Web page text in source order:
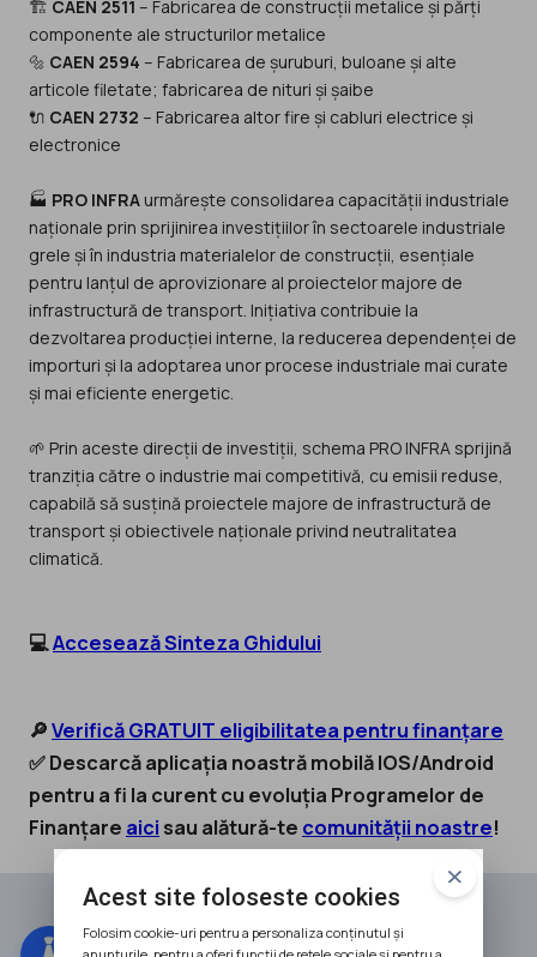
🏗️ CAEN 2511 – Fabricarea de construcții metalice și părți
componente ale structurilor metalice
🔩 CAEN 2594 – Fabricarea de șuruburi, buloane și alte
articole filetate; fabricarea de nituri și șaibe
🔌 CAEN 2732 – Fabricarea altor fire și cabluri electrice și
electronice
🏭 PRO INFRA urmărește consolidarea capacității industriale
naționale prin sprijinirea investițiilor în sectoarele industriale
grele și în industria materialelor de construcții, esențiale
pentru lanțul de aprovizionare al proiectelor majore de
infrastructură de transport. Inițiativa contribuie la
dezvoltarea producției interne, la reducerea dependenței de
importuri și la adoptarea unor procese industriale mai curate
și mai eficiente energetic.
🌱 Prin aceste direcții de investiții, schema PRO INFRA sprijină
tranziția către o industrie mai competitivă, cu emisii reduse,
capabilă să susțină proiectele majore de infrastructură de
transport și obiectivele naționale privind neutralitatea
climatică.
💻Accesează Sinteza Ghidului
🔎Verifică GRATUIT eligibilitatea pentru finanțare
✅ Descarcă aplicația noastră mobilă IOS/Android
pentru a fi la curent cu evoluția Programelor de
Finanțare aici sau alătură-te comunității noastre!
Acest site foloseste cookies
Folosim cookie-uri pentru a personaliza conținutul și